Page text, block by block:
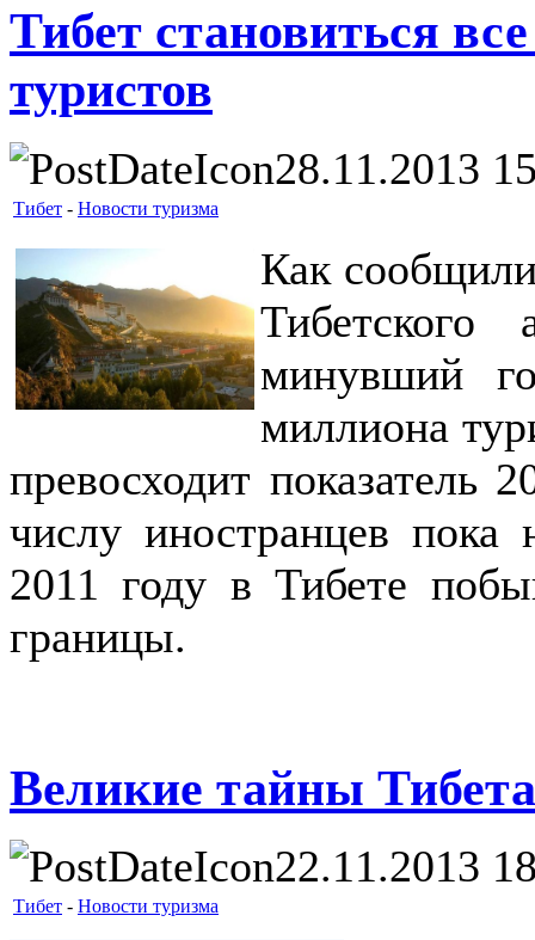
Тибет становиться
туристов
28.11.2013
Тибет - Новости туризма
Как
минувший
миллиона
превосходит показатель
числу иностранцев пока
2011 году в Тибете
границы.
Великие тайны Тибета
22.11.2013
Тибет - Новости туризма